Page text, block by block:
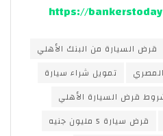
https://
قرض السيارة من البنك الأهلي
تمويل شراء سيارة
قرض السيارة الأهلي
قرض سيارة 5 مليون جنيه